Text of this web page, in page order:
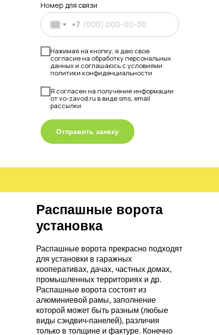
Номер для связи
+7
Нажимая на кнопку, я даю свое
согласие на обработку персональных
данных и соглашаюсь с условиями
политики конфиденциальности
Я согласен на получение информации
от vo-zavod.ru в виде sms, email
рассылки
Отправить заявку
Распашные ворота
установка
Распашные ворота прекрасно подходят
для установки в гаражных
кооперативах, дачах, частных домах,
промышленных территориях и др.
Распашные ворота состоят из
алюминиевой рамы, заполнение
которой может быть разным (любые
виды сэндвич-панелей), различия
только в толщине и фактуре. Конечно